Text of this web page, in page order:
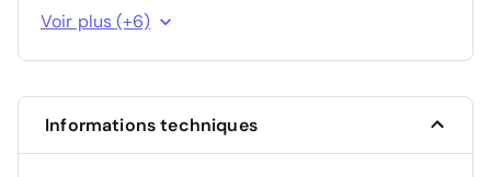
Detection sous gonflage indirect avec localisation
Airbags frontaux et latéraux conducteur et passager
Voir plus (+6)
Informations techniques